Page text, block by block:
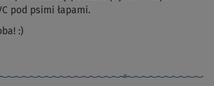
pod psimi łapami.
:)